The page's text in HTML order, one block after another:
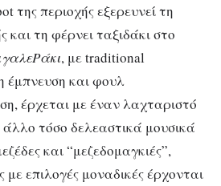
της περιοχής εξερευνεί τη
και τη φέρνει ταξιδάκι στο
, με traditional
έμπνευση και φουλ
έρχεται με έναν λαχταριστό
τόσο δελεαστικά μουσικά
και “μεζεδομαγκιές”,
με επιλογές μοναδικές έρχονται